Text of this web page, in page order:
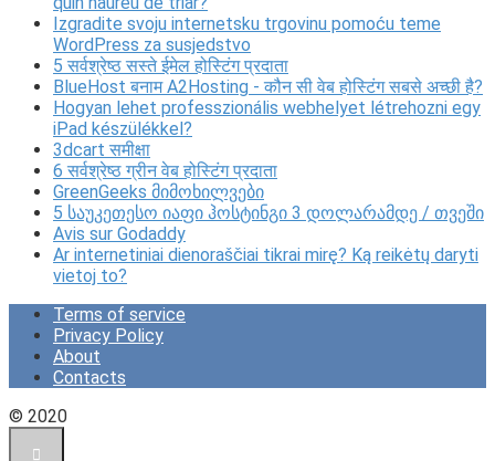
Izgradite svoju internetsku trgovinu pomoću teme
WordPress za susjedstvo
5 सर्वश्रेष्ठ सस्ते ईमेल होस्टिंग प्रदाता
BlueHost बनाम A2Hosting - कौन सी वेब होस्टिंग सबसे अच्छी है?
Hogyan lehet professzionális webhelyet létrehozni egy
iPad készülékkel?
3dcart समीक्षा
6 सर्वश्रेष्ठ ग्रीन वेब होस्टिंग प्रदाता
GreenGeeks მიმოხილვები
5 საუკეთესო იაფი ჰოსტინგი 3 დოლარამდე / თვეში
Avis sur Godaddy
Ar internetiniai dienoraščiai tikrai mirę? Ką reikėtų daryti
vietoj to?
Terms of service
Privacy Policy
About
Contacts
© 2020